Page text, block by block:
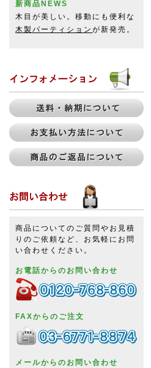
新商品NEWS
木目が美しい。移動にも便利な
木製パーティション が新発売。
商品についてのご質問やお見積
りのご依頼など、お気軽にお問
い合わせください。
お電話からのお問い合わせ
FAXからのご注文
メールからのお問い合わせ